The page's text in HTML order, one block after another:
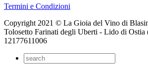
Termini e Condizioni
Copyright 2021 © La Gioia del Vino di
Tolosetto Farinati degli Uberti - Lido di
12177611006